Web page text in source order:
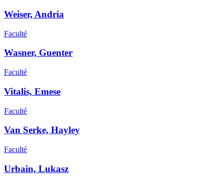
Weiser, Andria
Faculté
Wasner, Guenter
Faculté
Vitalis, Emese
Faculté
Van Serke, Hayley
Faculté
Urbain, Lukasz